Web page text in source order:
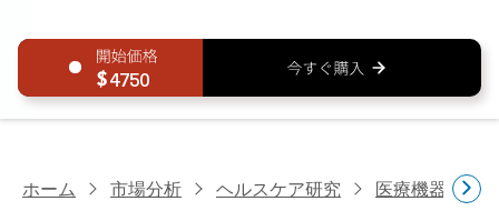
4750
ホーム 市場分析 ヘルスケア研究 医療機器研究